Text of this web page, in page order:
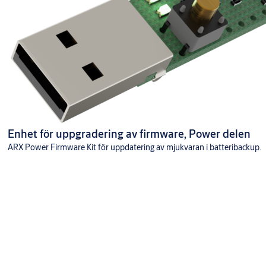
Enhet för uppgradering av firmware, Power delen
ARX Power Firmware Kit för uppdatering av mjukvaran i batteribackup.